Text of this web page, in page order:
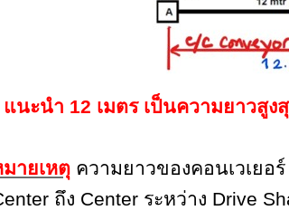
แนะนำ 12 เมตร เป็นความยาวสู
ายเหตุ ความยาวของคอนเวเยอร์
ถึง Center ระหว่าง Drive